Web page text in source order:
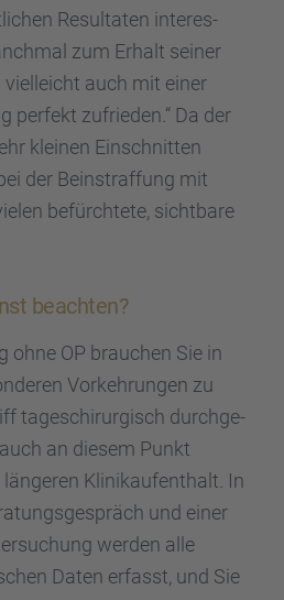
Resul­ta­ten inter­es­
zum Erhalt seiner
auch mit einer
perfekt zufrie­den.“ Da der
kleinen Einschnit­ten
der Beinstraf­fung mit
befürch­tete, sicht­bare
beach­ten?
ohne OP brauchen Sie in
Vorkeh­run­gen zu
tages­chir­ur­gisch durch­ge­
an diesem Punkt
Klinik­auf­ent­halt. In
und einer
werden alle
Daten erfasst, und Sie